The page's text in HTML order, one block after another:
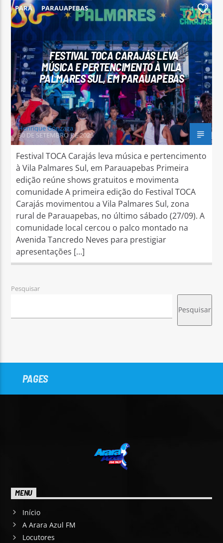
PARÁ PARAUAPEBAS 1
FESTIVAL TOCA CARAJÁS LEVA
MÚSICA E PERTENCIMENTO À VILA
PALMARES SUL, EM PARAUAPEBAS
Henrique Gonzaga
30 DE SETEMBRO DE 2025
Festival TOCA Carajás leva música e pertencimento
à Vila Palmares Sul, em Parauapebas Primeira
edição reúne shows gratuitos e movimenta
comunidade A primeira edição do Festival TOCA
Carajás movimentou a Vila Palmares Sul, zona
rural de Parauapebas, no último sábado (27/09). A
comunidade local cercou o palco montado na
Avenida Tancredo Neves para prestigiar
apresentações […]
Pesquisar
Pesquisar
PAGES
MENU
Início
A Arara Azul FM
Locutores